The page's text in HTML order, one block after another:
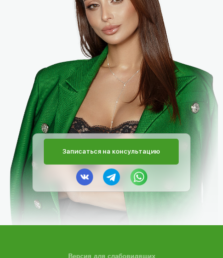
Записаться на консультацию
Версия для слабовидящих